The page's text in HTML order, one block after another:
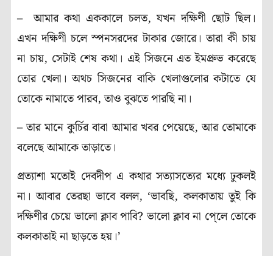
– আমার কথা এককালে চলত, যখন দক্ষিণী ছোট ছিল।
এখন দক্ষিণী চলে স্পনসরদের টাকার জোরে। তারা কী চায়
না চায়, সেটাই শেষ কথা। এই সিজনে এত ইমপ্রুভ করেছে
তোর খেলা। অথচ সিজনের বাকি খেলাগুলোর কটাতে যে
তোকে নামাতে পারব, তাও বুঝতে পারছি না।
– তার মানে কুর্চির বাবা আমার খবর পেয়েছে, আর তোমাকে
বলেছে আমাকে তাড়াতে।
প্রত্যাশা মতোই দেবদীপ এ কথার সত্যাসত্যের মধ্যে ঢুকলই
না। আবার তেরছা ভাবে বলল, ‘ভাবছি, কলকাতায় তুই কি
দক্ষিণীর চেয়ে ভালো ক্লাব পাবি? ভালো ক্লাব না পে্লে তোকে
কলকাতাই না ছাড়তে হয়।’